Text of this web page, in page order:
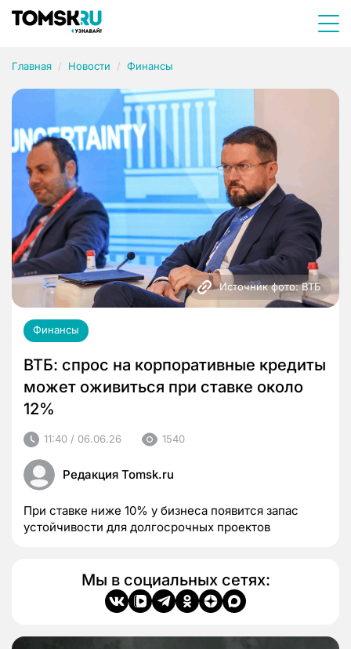
Главная Новости Финансы
Источник фото: ВТБ
Финансы
ВТБ: спрос на корпоративные кредиты
может оживиться при ставке около
12%
11:40 / 06.06.26 1540
Редакция Tomsk.ru
При ставке ниже 10% у бизнеса появится запас
устойчивости для долгосрочных проектов
Мы в социальных сетях: